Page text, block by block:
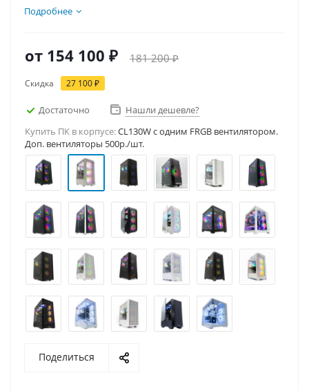
BOMBER WIFI D5, Видеокарта GT 1030 2Гб, Память
Подробнее
от 154 100 ₽ 181 200 ₽
Скидка 27 100 ₽
Достаточно
Нашли дешевле?
Купить ПК в корпусе:CL130W c одним FRGB вентилятором.
Доп. вентиляторы 500р./шт.
Поделиться